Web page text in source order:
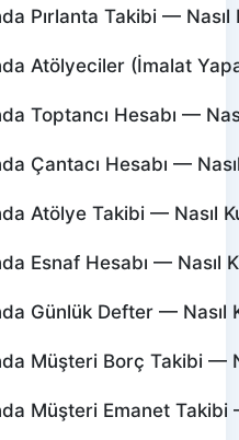
Pırlanta Takibi — Nasıl
Atölyeciler (İmalat
Toptancı Hesabı —
Çantacı Hesabı — Nasıl
Atölye Takibi — Nasıl
Esnaf Hesabı — Nasıl
Günlük Defter — Nasıl
Müşteri Borç Takibi —
Müşteri Emanet Takibi